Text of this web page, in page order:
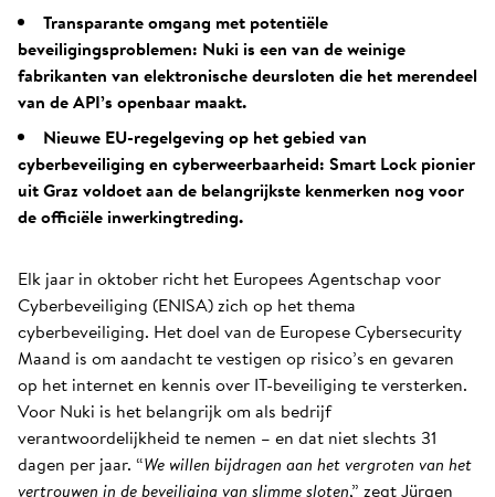
Transparante omgang met potentiële
beveiligingsproblemen: Nuki is een van de weinige
fabrikanten van elektronische deursloten die het merendeel
van de API’s openbaar maakt.
Nieuwe EU-regelgeving op het gebied van
cyberbeveiliging en cyberweerbaarheid: Smart Lock pionier
uit Graz voldoet aan de belangrijkste kenmerken nog voor
de officiële inwerkingtreding.
Elk jaar in oktober richt het Europees Agentschap voor
Cyberbeveiliging (ENISA) zich op het thema
cyberbeveiliging. Het doel van de Europese Cybersecurity
Maand is om aandacht te vestigen op risico’s en gevaren
op het internet en kennis over IT-beveiliging te versterken.
Voor Nuki is het belangrijk om als bedrijf
verantwoordelijkheid te nemen – en dat niet slechts 31
dagen per jaar. “We willen bijdragen aan het vergroten van het
vertrouwen in de beveiliging van slimme sloten,” zegt Jürgen